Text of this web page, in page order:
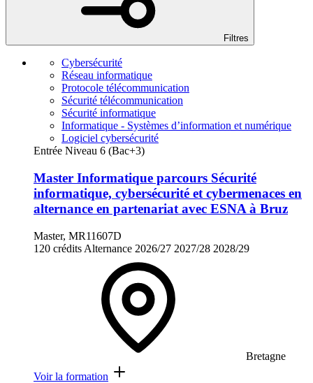
Filtres
Cybersécurité
Réseau informatique
Protocole télécommunication
Sécurité télécommunication
Sécurité informatique
Informatique - Systèmes d’information et numérique
Logiciel cybersécurité
Entrée Niveau 6 (Bac+3)
Master Informatique parcours Sécurité
informatique, cybersécurité et cybermenaces en
alternance en partenariat avec ESNA à Bruz
Master, MR11607D
120 crédits Alternance 2026/27 2027/28 2028/29
Bretagne
Voir la formation